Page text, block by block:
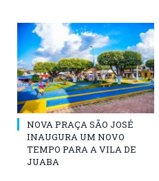
NOVA PRAÇA SÃO JOSÉ
INAUGURA UM NOVO
TEMPO PARA A VILA DE
JUABA